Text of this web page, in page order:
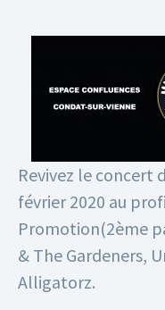
Revivez le concert
février 2020 au
Promotion(2ème
& The Gardeners,
Alligatorz.